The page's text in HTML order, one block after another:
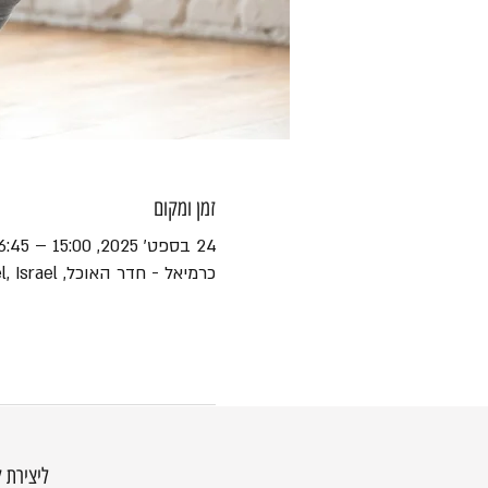
זמן ומקום
24 בספט׳ 2025, 15:00 – 16:45
כרמיאל - חדר האוכל, Ha-Yotsrim St 1, Karmiel, Israel